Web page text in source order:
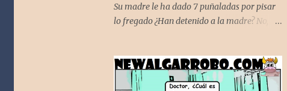
Su madre le ha dado 7 puñaladas por pisar
lo fregado ¿Han detenido a la madre? No,